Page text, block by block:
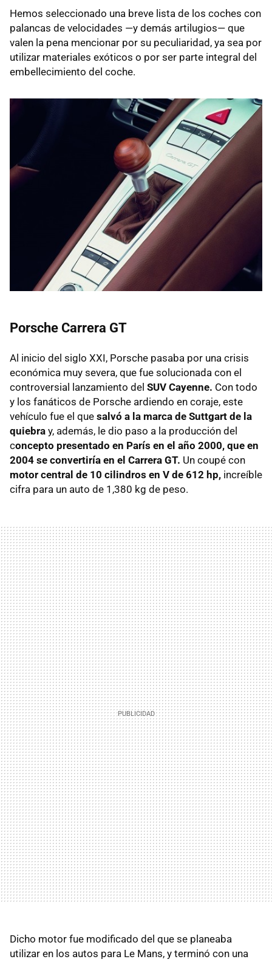
Hemos seleccionado una breve lista de los coches con
palancas de velocidades —y demás artilugios— que
valen la pena mencionar por su peculiaridad, ya sea por
utilizar materiales exóticos o por ser parte integral del
embellecimiento del coche.
Porsche Carrera GT
Al inicio del siglo XXI, Porsche pasaba por una crisis
económica muy severa, que fue solucionada con el
controversial lanzamiento del SUV Cayenne. Con todo
y los fanáticos de Porsche ardiendo en coraje, este
vehículo fue el que salvó a la marca de Suttgart de la
quiebra y, además, le dio paso a la producción del
concepto presentado en París en el año 2000, que en
2004 se convertiría en el Carrera GT. Un coupé con
motor central de 10 cilindros en V de 612 hp, increíble
cifra para un auto de 1,380 kg de peso.
Dicho motor fue modificado del que se planeaba
utilizar en los autos para Le Mans, y terminó con una